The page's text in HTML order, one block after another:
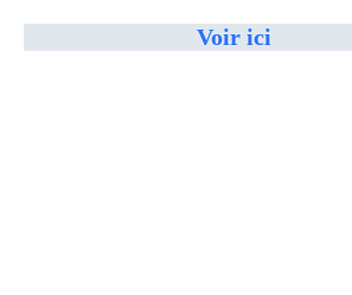
Voir ici